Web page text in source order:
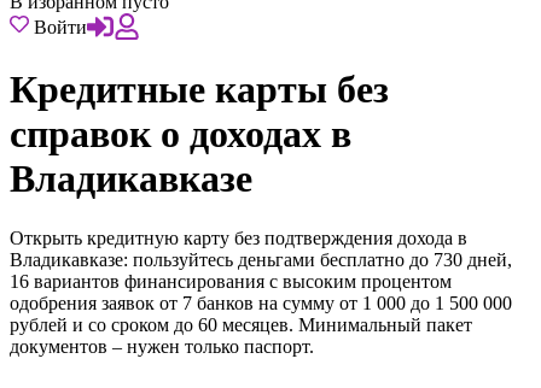
Войти
Кредитные карты без
справок о доходах в
Владикавказе
Открыть кредитную карту без подтверждения дохода в
Владикавказе: пользуйтесь деньгами бесплатно до 730 дней,
16 вариантов финансирования с высоким процентом
одобрения заявок от 7 банков на сумму от 1 000 до 1 500 000
рублей и со сроком до 60 месяцев. Минимальный пакет
документов – нужен только паспорт.